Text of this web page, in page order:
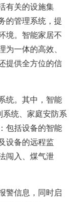
有关的设施集
的管理系统，提
境。智能家居不
一体的高效、
提供全方位的信
统。其中，智能
统、家庭安防系
包括设备的智能
设备的远程监
闯入、煤气泄
警信息，同时启